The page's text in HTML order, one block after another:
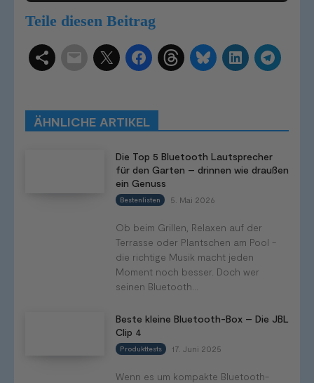
Teile diesen Beitrag
ÄHNLICHE ARTIKEL
Die Top 5 Bluetooth Lautsprecher
für den Garten – drinnen wie draußen
ein Genuss
Bestenlisten 5. Mai 2026
Ob beim Grillen, Relaxen auf der
Terrasse oder Plantschen am Pool -
die richtige Musik macht jeden
Moment noch besser. Doch wer
seinen Bluetooth...
Beste kleine Bluetooth-Box – Die JBL
Clip 4
Produkttests 17. Juni 2025
Wenn es um kompakte Bluetooth-